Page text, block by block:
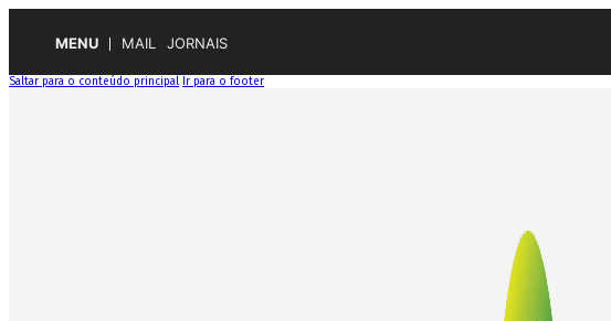
MENU MAIL JORNAIS
Saltar para o conteúdo principal Ir para o footer